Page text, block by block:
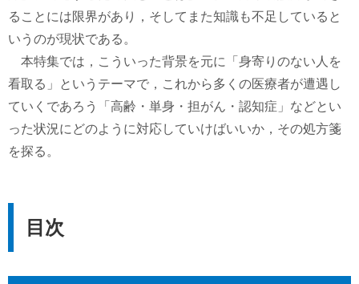
ることには限界があり，そしてまた知識も不足していると
いうのが現状である。
本特集では，こういった背景を元に「身寄りのない人を
看取る」というテーマで，これから多くの医療者が遭遇し
ていくであろう「高齢・単身・担がん・認知症」などとい
った状況にどのように対応していけばいいか，その処方箋
を探る。
目次